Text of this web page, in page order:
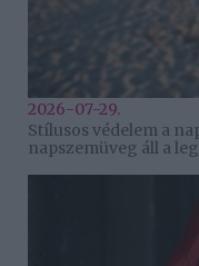
2026-07-29.
Stílusos védelem a
napszemüveg áll a